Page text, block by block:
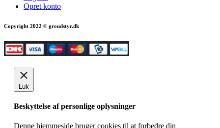
Opret konto
Copyright 2022 © groudstyr.dk
Luk
Beskyttelse af personlige oplysninger
Denne hjemmeside bruger cookies til at forbedre din